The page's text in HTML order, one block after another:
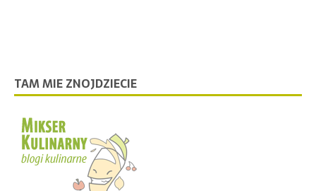
TAM MIE ZNOJDZIECIE